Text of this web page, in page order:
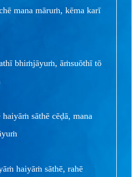
mana māruṁ, kēma karī
bhiṁjāyuṁ, āṁsuōthī tō
sāthē cēḍā, mana
haiyāṁ sāthē, rahē